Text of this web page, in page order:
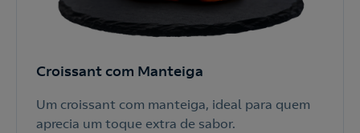
Contacte-nos para novas contratações
o
Croissant com Manteiga
Um croissant com manteiga, ideal para quem
aprecia um toque extra de sabor.